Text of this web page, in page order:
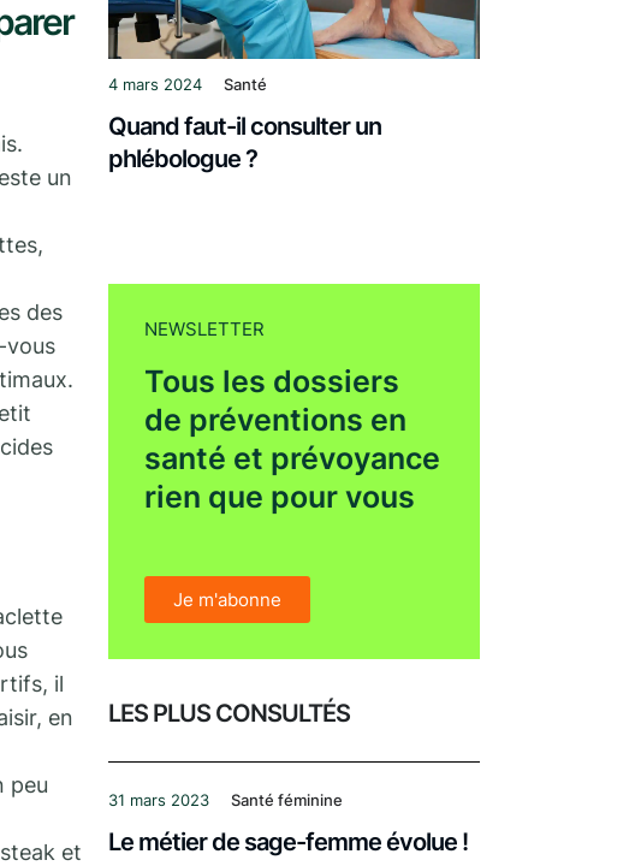
un
des
vous
il
en
peu
et
4 mars 2024 Santé
Quand faut-il consulter un
phlébologue ?
NEWSLETTER
Tous les dossiers
de préventions en
santé et prévoyance
rien que pour vous
Je m'abonne
LES PLUS CONSULTÉS
31 mars 2023 Santé féminine
Le métier de sage-femme évolue !